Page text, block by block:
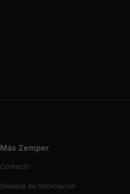
Más Zemper
Contacto
Sistema de Información